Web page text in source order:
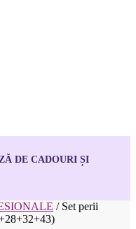
DE CADOURI ȘI
/ Set perii